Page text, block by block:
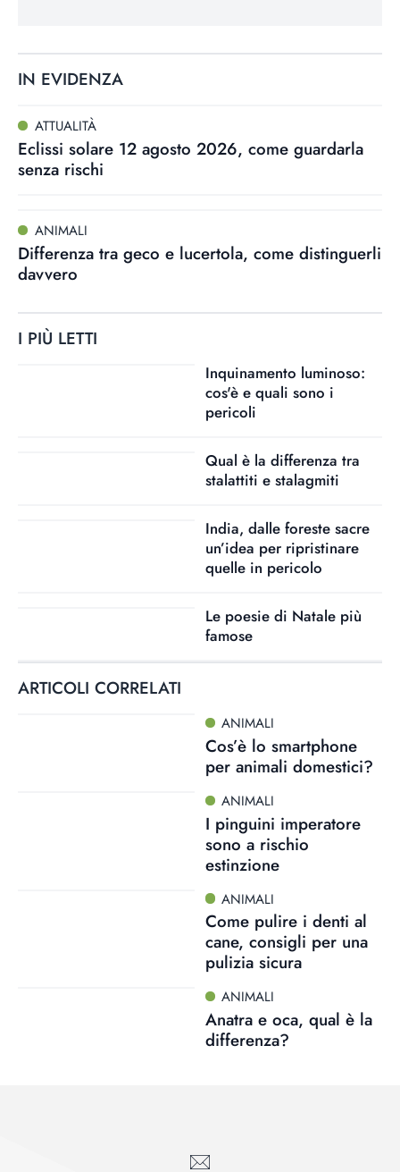
IN EVIDENZA
ATTUALITÀ
Eclissi solare 12 agosto 2026, come guardarla
senza rischi
ANIMALI
Differenza tra geco e lucertola, come distinguerli
davvero
I PIÙ LETTI
Inquinamento luminoso:
cos'è e quali sono i
pericoli
Qual è la differenza tra
stalattiti e stalagmiti
India, dalle foreste sacre
un’idea per ripristinare
quelle in pericolo
Le poesie di Natale più
famose
ARTICOLI CORRELATI
ANIMALI
Cos’è lo smartphone
per animali domestici?
ANIMALI
I pinguini imperatore
sono a rischio
estinzione
ANIMALI
Come pulire i denti al
cane, consigli per una
pulizia sicura
ANIMALI
Anatra e oca, qual è la
differenza?